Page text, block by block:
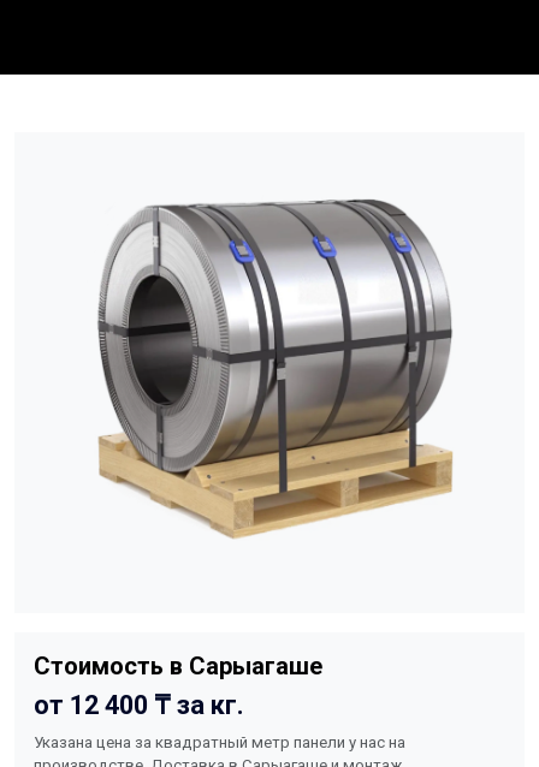
Стоимость в Сарыагаше
от 12 400 ₸ за кг.
Указана цена за квадратный метр панели у нас на